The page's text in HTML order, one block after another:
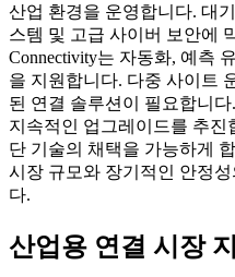
산업 환경을 운영합니다. 대
스템 및 고급 사이버 보안에
Connectivity는 자동화, 예측
을 지원합니다. 다중 사이트
된 연결 솔루션이 필요합니
지속적인 업그레이드를 추진
단 기술의 채택을 가능하게
시장 규모와 장기적인 안정
다.
산업용 연결 시장